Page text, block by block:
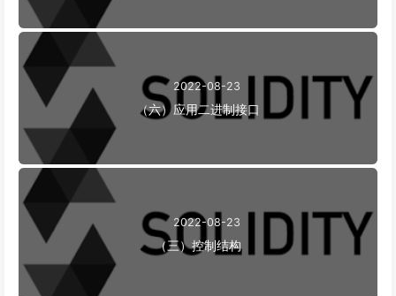
2022-08-23
（六）应用二进制接口
2022-08-23
（三）控制结构